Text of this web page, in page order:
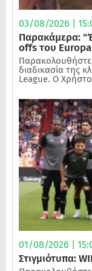
03/08/2026 |
Παρακάμερα:
offs του
διαδικασία της
League. Ο
01/08/2026 |
Στιγμιότυπα: